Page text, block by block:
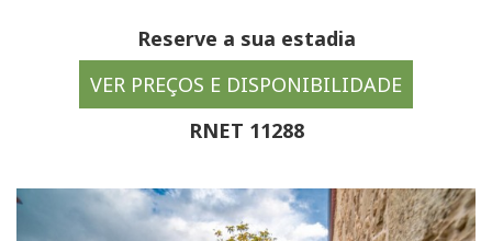
Reserve a sua estadia
VER PREÇOS E DISPONIBILIDADE
RNET 11288